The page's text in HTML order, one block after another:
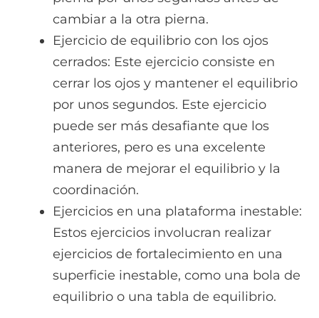
cambiar a la otra pierna.
Ejercicio de equilibrio con los ojos
cerrados: Este ejercicio consiste en
cerrar los ojos y mantener el equilibrio
por unos segundos. Este ejercicio
puede ser más desafiante que los
anteriores, pero es una excelente
manera de mejorar el equilibrio y la
coordinación.
Ejercicios en una plataforma inestable:
Estos ejercicios involucran realizar
ejercicios de fortalecimiento en una
superficie inestable, como una bola de
equilibrio o una tabla de equilibrio.